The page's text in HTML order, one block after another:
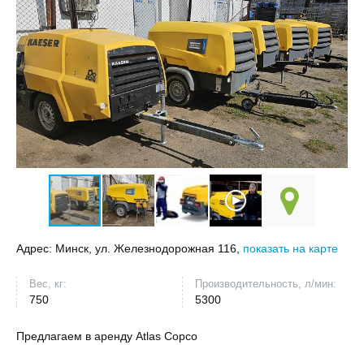
Адрес: Минск, ул. Железнодорожная 116, показать на карте
Вес, кг:
750
Производительность, л/мин:
5300
Предлагаем в аренду Atlas Copco